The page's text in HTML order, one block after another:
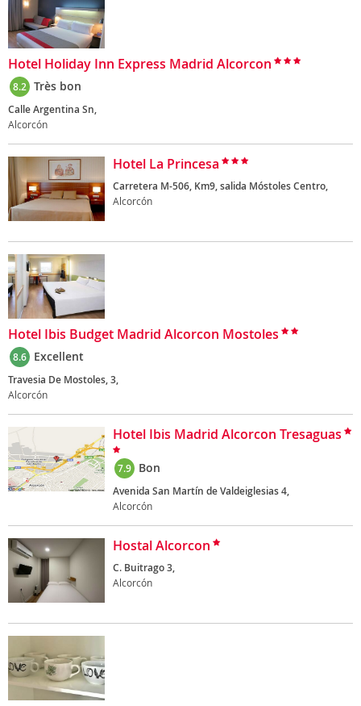
Hotel Holiday Inn Express Madrid Alcorcon
8.2 Très bon
Calle Argentina Sn,
Alcorcón
Hotel La Princesa
Carretera M-506, Km9, salida Móstoles Centro,
Alcorcón
Hotel Ibis Budget Madrid Alcorcon Mostoles
8.6 Excellent
Travesia De Mostoles, 3,
Alcorcón
Hotel Ibis Madrid Alcorcon Tresaguas
7.9 Bon
Avenida San Martín de Valdeiglesias 4,
Alcorcón
Hostal Alcorcon
C. Buitrago 3,
Alcorcón